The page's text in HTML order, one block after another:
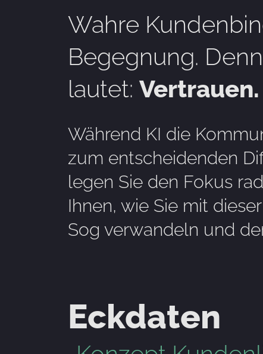
Wahre
Begegnung.
lautet: Vertrauen.
Während KI die
zum entscheidenden
legen Sie den Fokus
Ihnen, wie Sie mit
Sog verwandeln und
Eckdaten